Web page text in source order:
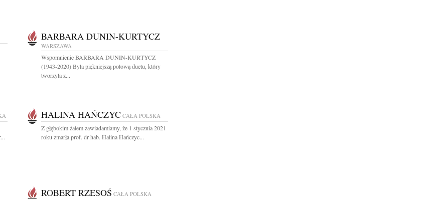
BARBARA DUNIN-KURTYCZ
WARSZAWA
Wspomnienie BARBARA DUNIN-KURTYCZ
(1943-2020) Była piękniejszą połową duetu, który
tworzyła z...
HALINA HAŃCZYC CAŁA POLSKA
Z głębokim żalem zawiadamiamy, że 1 stycznia 2021
roku zmarła prof. dr hab. Halina Hańczyc...
ROBERT RZESOŚ CAŁA POLSKA